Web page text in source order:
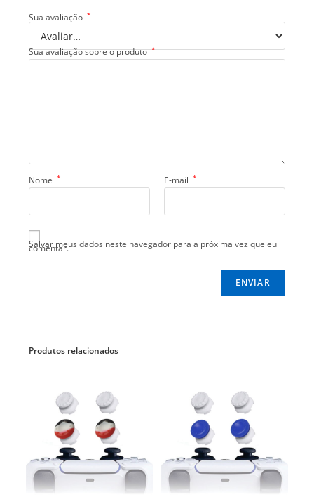
Sua avaliação *
Sua avaliação sobre o produto *
Nome * E-mail *
Salvar meus dados neste navegador para a próxima vez que eu
comentar.
Produtos relacionados